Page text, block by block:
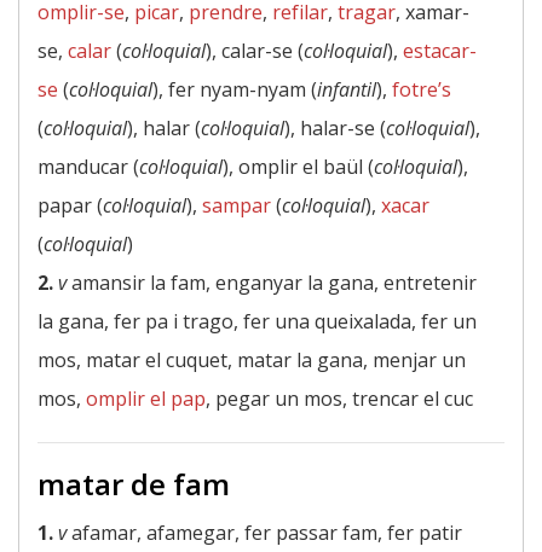
omplir-se, picar, prendre, refilar, tragar, xamar-
se, calar(col·loquial), calar-se (col·loquial), estacar-
se (col·loquial), fer nyam-nyam (infantil), fotre’s
(col·loquial), halar (col·loquial), halar-se (col·loquial),
manducar (col·loquial), omplir el baül (col·loquial),
papar (col·loquial), sampar(col·loquial), xacar
(col·loquial)
2.vamansir la fam, enganyar la gana, entretenir
la gana, fer pa i trago, fer una queixalada, fer un
mos, matar el cuquet, matar la gana, menjar un
mos, omplir el pap, pegar un mos, trencar el cuc
matar de fam
1.vafamar, afamegar, fer passar fam, fer patir